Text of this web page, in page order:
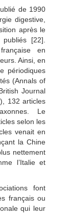
de 1990
digestive,
après le
[22].
en
Ainsi, en
périodiques
(Annals of
Journal
132 articles
Le
selon les
venait en
la Chine
nettement
l’Italie et
font
français ou
qui leur